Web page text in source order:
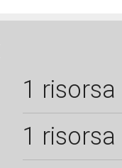
1 risorsa
1 risorsa